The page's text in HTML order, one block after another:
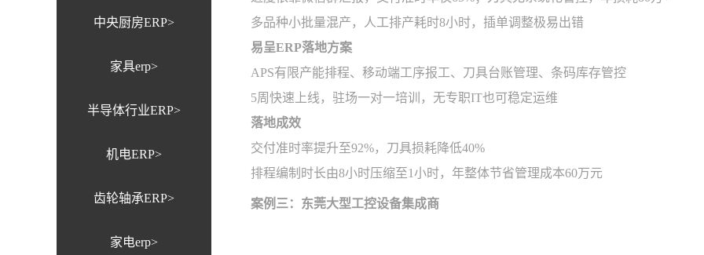
中央厨房ERP>
家具erp>
半导体行业ERP>
机电ERP>
齿轮轴承ERP>
家电erp>
多品种小批量混产，人工排产耗时8小时，插单调整极易出错
易呈ERP落地方案
APS有限产能排程、移动端工序报工、刀具台账管理、条码库存管控
5周快速上线，驻场一对一培训，无专职IT也可稳定运维
落地成效
交付准时率提升至92%，刀具损耗降低40%
排程编制时长由8小时压缩至1小时，年整体节省管理成本60万元
案例三：东莞大型工控设备集成商